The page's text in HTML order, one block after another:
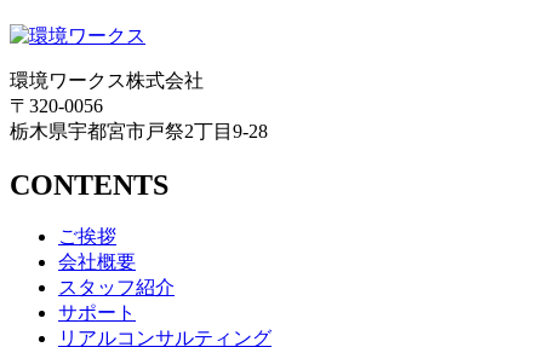
環境ワークス株式会社
〒320-0056
栃木県宇都宮市戸祭2丁目9-28
CONTENTS
ご挨拶
会社概要
スタッフ紹介
サポート
リアルコンサルティング